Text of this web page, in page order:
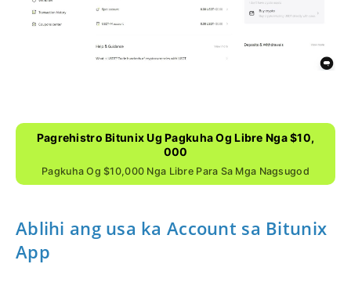
Pagrehistro Bitunix Ug Pagkuha Og Libre Nga $10,
000
Pagkuha Og $10,000 Nga Libre Para Sa Mga Nagsugod
Ablihi ang usa ka Account sa Bitunix
App